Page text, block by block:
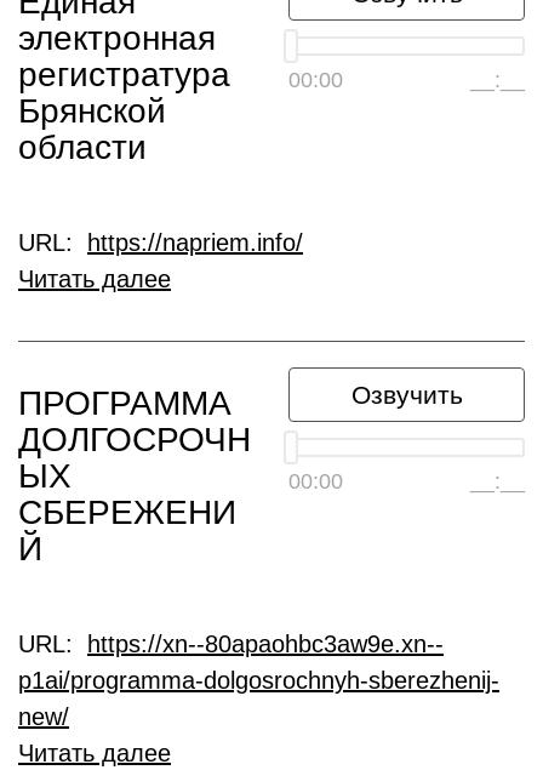
00:00 __:__
электронная
регистратура
Брянской
области
URL:
https://napriem.info/
Читать далее
Озвучить
00:00 __:__
ПРОГРАММА
ДОЛГОСРОЧН
ЫХ
СБЕРЕЖЕНИ
Й
URL:
https://xn--80apaohbc3aw9e.xn--
p1ai/programma-dolgosrochnyh-sberezhenij-
new/
Читать далее